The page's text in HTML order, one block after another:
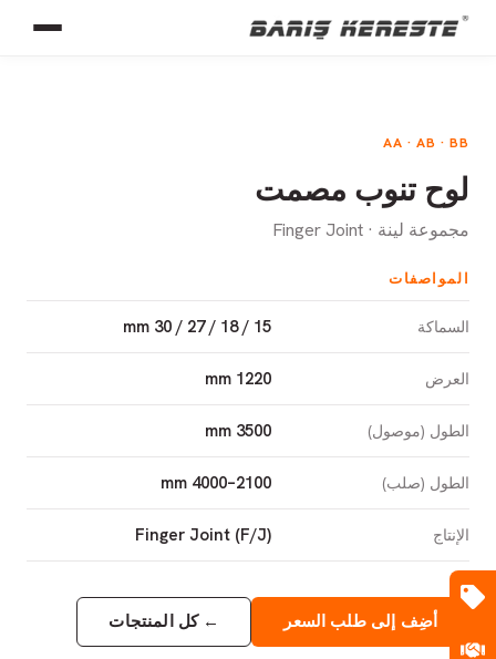
AA · AB · BB
لوح تنوب مصمت
مجموعة لينة · Finger Joint
المواصفات
السماكة 15 / 18 / 27 / 30 mm
العرض 1220 mm
الطول (موصول) 3500 mm
الطول (صلب) 2100–4000 mm
الإنتاج Finger Joint (F/J)
أضِف إلى طلب السعر ←كل المنتجات